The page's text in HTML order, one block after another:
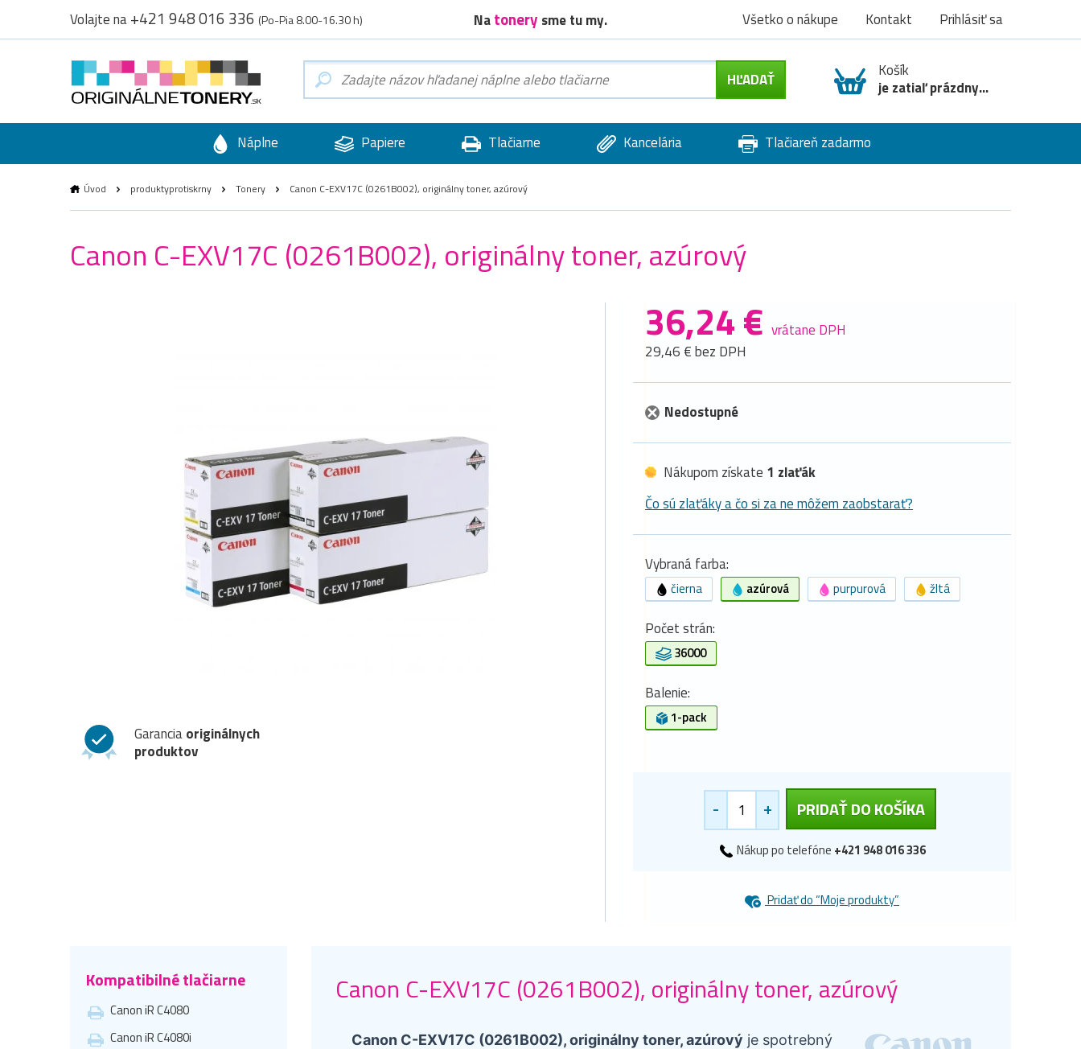
Volajte na+421 948 016 336 (Po-Pia 8.00-16.30 h) Natonery sme tu my. Všetko o nákupe Kontakt Prihlásiť sa
Košík
je zatiaľ prázdny...
Náplne Papiere Tlačiarne Kancelária Tlačiareň zadarmo
Úvod produktyprotiskrny Tonery Canon C-EXV17C (0261B002), originálny toner, azúrový
Canon C-EXV17C (0261B002), originálny toner, azúrový
Garanciaoriginálnych
produktov
36,24 € vrátane DPH
29,46 € bez DPH
Nedostupné
Nákupom získate 1 zlaťák
Čo sú zlaťáky a čo si za ne môžem zaobstarať?
Vybraná farba:
čierna azúrová purpurová žltá
Počet strán:
36000
Balenie:
1-pack
- + PRIDAŤ DO KOŠÍKA
Nákup po telefóne +421 948 016 336
Pridať do “Moje produkty”
Kompatibilné tlačiarne
Canon iR C4080
Canon iR C4080i
Canon C-EXV17C (0261B002), originálny toner, azúrový
Canon C-EXV17C (0261B002), originálny toner, azúrový je spotrebný